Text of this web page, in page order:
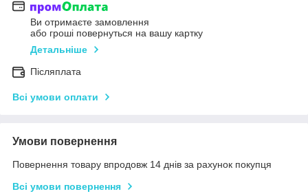
Ви отримаєте замовлення
або гроші повернуться на вашу картку
Детальніше
Післяплата
Всі умови оплати
Умови повернення
Повернення товару впродовж 14 днів за рахунок покупця
Всі умови повернення